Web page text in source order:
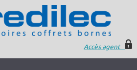
Accès agent